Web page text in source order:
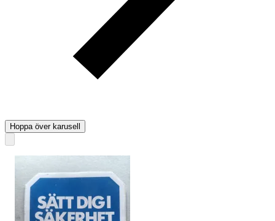
Hoppa över karusell